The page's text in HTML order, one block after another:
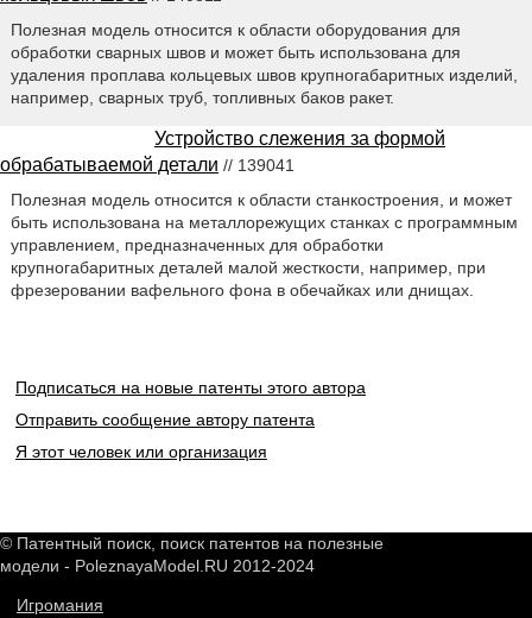
Полезная модель относится к области оборудования для
обработки сварных швов и может быть использована для
удаления проплава кольцевых швов крупногабаритных изделий,
например, сварных труб, топливных баков ракет.
Устройство слежения за формой
обрабатываемой детали // 139041
Полезная модель относится к области станкостроения, и может
быть использована на металлорежущих станках с программным
управлением, предназначенных для обработки
крупногабаритных деталей малой жесткости, например, при
фрезеровании вафельного фона в обечайках или днищах.
Подписаться на новые патенты этого автора
Отправить сообщение автору патента
Я этот человек или организация
© Патентный поиск, поиск патентов на полезные
модели - PoleznayaModel.RU 2012-2024
Игромания